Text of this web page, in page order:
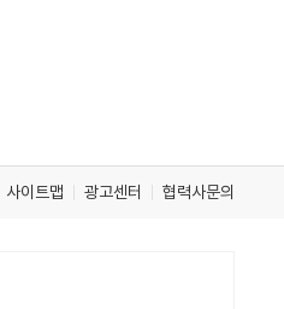
사이트맵 광고센터 협력사문의